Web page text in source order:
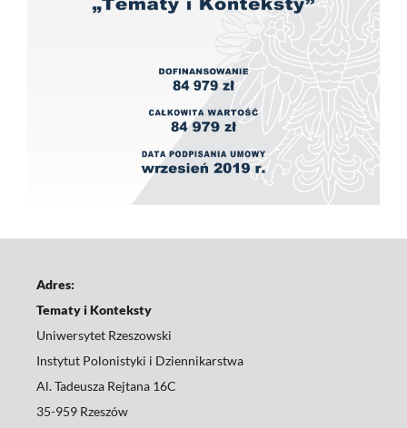
Adres:
Tematy i Konteksty
Uniwersytet Rzeszowski
Instytut Polonistyki i Dziennikarstwa
Al. Tadeusza Rejtana 16C
35-959 Rzeszów